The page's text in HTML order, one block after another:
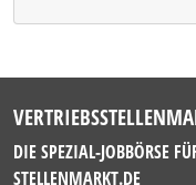
DIE SPEZIAL-JOBBÖRSE
STELLENMARKT.DE